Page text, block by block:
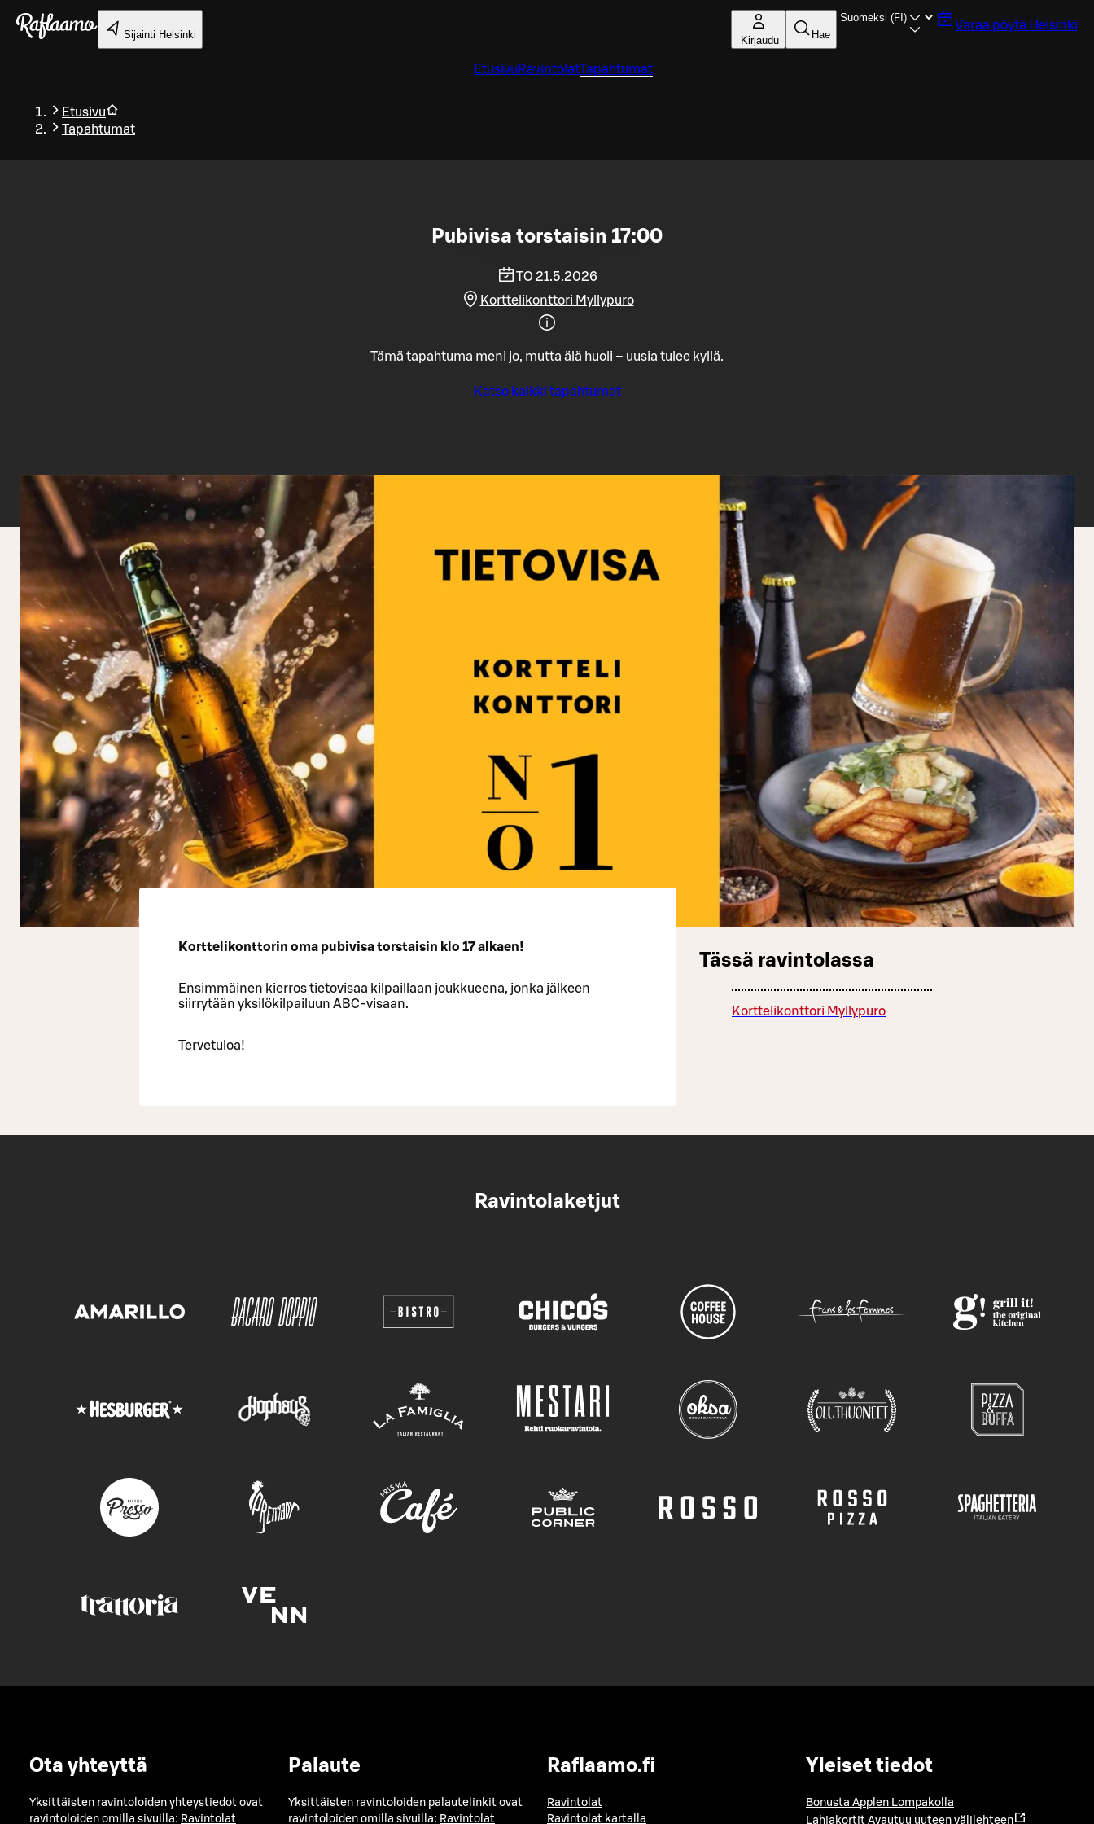
Siirry pääsisältöön
Sijainti Helsinki Kirjaudu Hae
Varaa pöytä Helsinki
Etusivu RavintolatTapahtumat
Etusivu
Tapahtumat
Takaisin
Pubivisa torstaisin 17:00
TO 21.5.2026
Korttelikonttori Myllypuro
Tämä tapahtuma meni jo, mutta älä huoli – uusia tulee kyllä.
Katso kaikki tapahtumat
Korttelikonttorin oma pubivisa torstaisin klo 17 alkaen!
Ensimmäinen kierros tietovisaa kilpaillaan joukkueena, jonka jälkeen
siirrytään yksilökilpailuun ABC-visaan.
Tervetuloa!
Tässä ravintolassa
Korttelikonttori Myllypuro
Ravintolaketjut
Ota yhteyttä
Yksittäisten ravintoloiden yhteystiedot ovat
ravintoloiden omilla sivuilla: Ravintolat
Palaute
Yksittäisten ravintoloiden palautelinkit ovat
ravintoloiden omilla sivuilla: Ravintolat
Raflaamo.fi
Ravintolat
Ravintolat kartalla
Yleiset tiedot
Bonusta Applen Lompakolla
Lahjakortit Avautuu uuteen välilehteen